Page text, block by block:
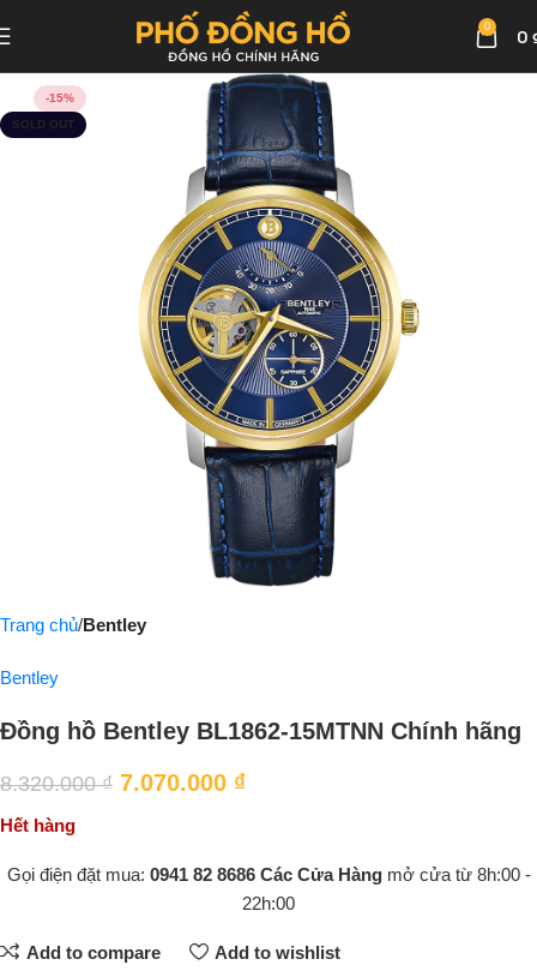
0 0
-15%
SOLD OUT
Trang chủ Bentley
Bentley
Đồng hồ Bentley BL1862-15MTNN Chính hãng
8.320.000₫ 7.070.000 ₫
Hết hàng
Gọi điện đặt mua: 0941 82 8686 Các Cửa Hàng mở cửa từ 8h:00 -
22h:00
Add to compare Add to wishlist